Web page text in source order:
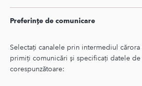
sub
text
Second
Preferințe de comunicare
Selectați canalele prin intermediul
primiți comunicări și specificați datele de
corespunzătoare: